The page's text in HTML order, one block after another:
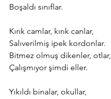
Boşaldı sınıflar.
Kırık camlar, kırık canlar,
Salıverilmiş ipek kordonlar.
Bitmez olmuş dikenler, otlar,
Çalışmıyor şimdi eller.
Yıkıldı binalar, okullar,